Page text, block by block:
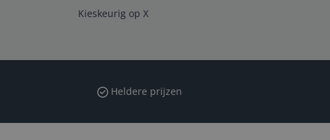
Kieskeurig op X
Heldere prijzen